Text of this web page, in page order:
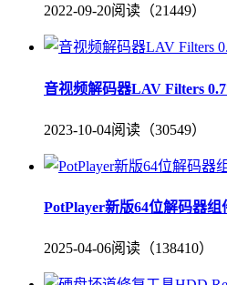
2022-09-20阅读（21449）
音视频解码器LAV Filters
2023-10-04阅读（30549）
PotPlayer新版64位解码器组
2025-04-06阅读（138410）